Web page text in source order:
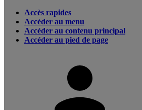
Accès rapides
Accéder au menu
Accéder au contenu principal
Accéder au pied de page